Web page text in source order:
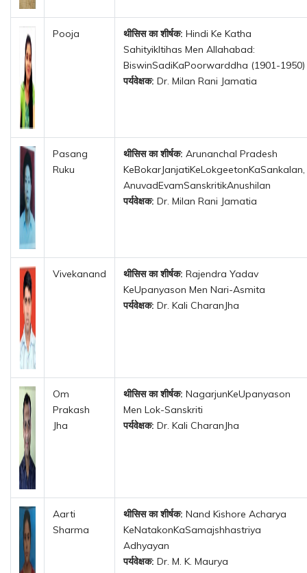
Pooja थीसिस का शीर्षक: Hindi Ke Katha
SahityikItihas Men Allahabad:
BiswinSadiKaPoorwarddha (1901-1950)
पर्यवेक्षक: Dr. Milan Rani Jamatia
Pasang
Ruku
थीसिस का शीर्षक: Arunanchal Pradesh
KeBokarJanjatiKeLokgeetonKaSankalan,
AnuvadEvamSanskritikAnushilan
पर्यवेक्षक: Dr. Milan Rani Jamatia
Vivekanand थीसिस का शीर्षक: Rajendra Yadav
KeUpanyason Men Nari-Asmita
पर्यवेक्षक: Dr. Kali CharanJha
Om
Prakash
Jha
थीसिस का शीर्षक: NagarjunKeUpanyason
Men Lok-Sanskriti
पर्यवेक्षक: Dr. Kali CharanJha
Aarti
Sharma
थीसिस का शीर्षक: Nand Kishore Acharya
KeNatakonKaSamajshhastriya
Adhyayan
पर्यवेक्षक: Dr. M. K. Maurya